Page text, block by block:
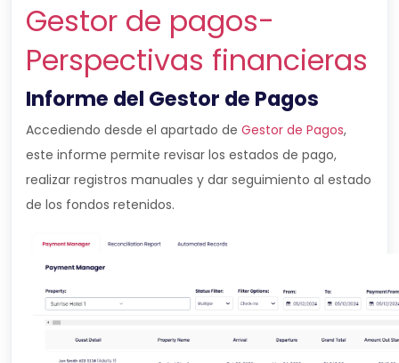
Gestor de pagos-
Perspectivas financieras
Informe del Gestor de Pagos
Accediendo desde el apartado de Gestor de Pagos,
este informe permite revisar los estados de pago,
realizar registros manuales y dar seguimiento al estado
de los fondos retenidos.